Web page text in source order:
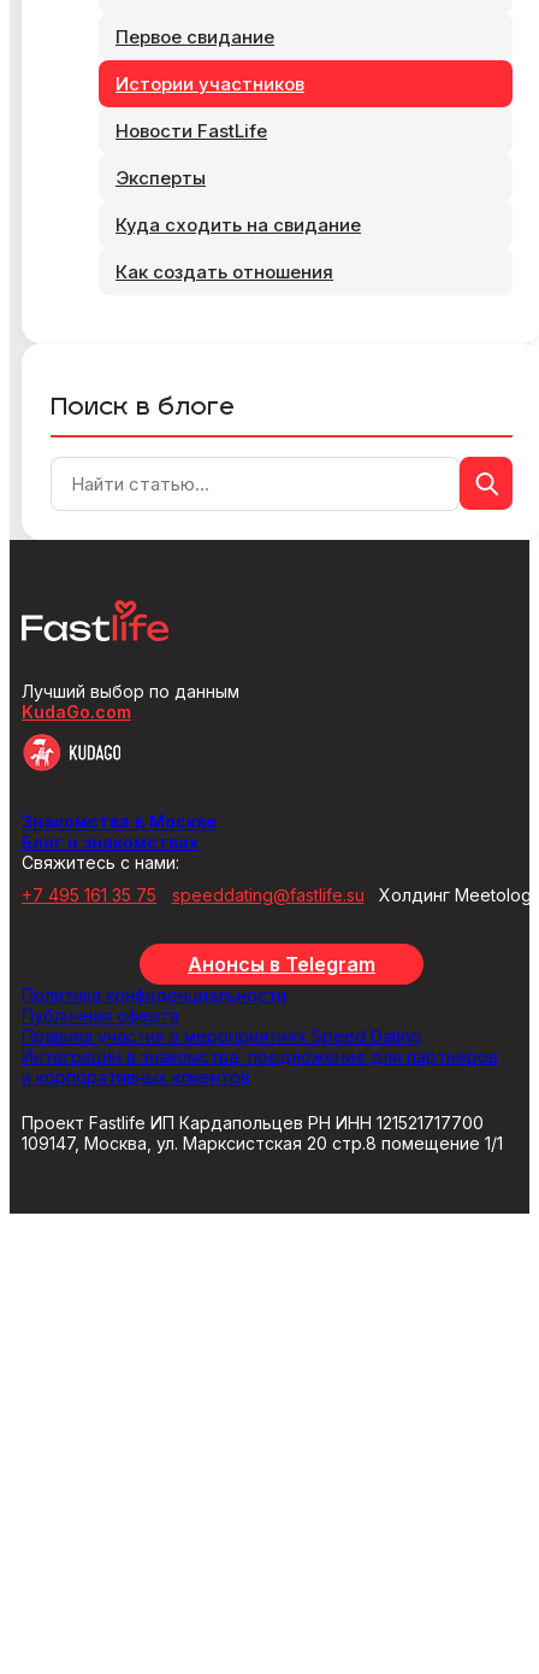
Первое свидание
Истории участников
Новости FastLife
Эксперты
Куда сходить на свидание
Как создать отношения
Поиск в блоге
Лучший выбор по данным
KudaGo.com
Знакомства в Москве
Блог о знакомствах
Свяжитесь с нами:
+7 495 161 35 75
speeddating@fastlife.su Холдинг
Анонсы в Telegram
Политика конфиденциальности
Публичная оферта
Правила участия в мероприятиях Speed Dating
Интеграции в знакомства, предложение для партнеров
и корпоративных клиентов
Проект Fastlife ИП Кардапольцев РН ИНН 121521717700
109147, Москва, ул. Марксистская 20 стр.8 помещение 1/1